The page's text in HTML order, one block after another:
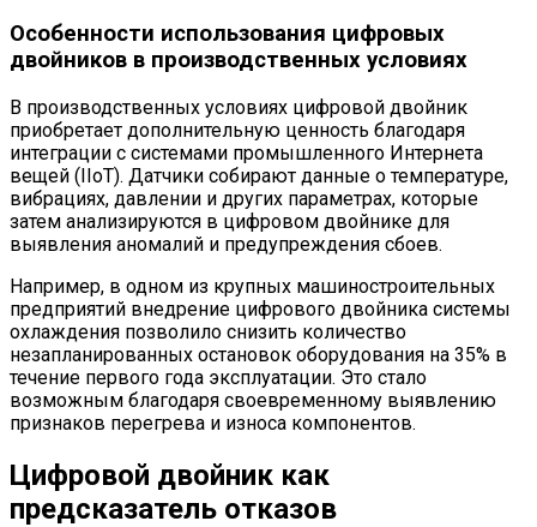
Особенности использования цифровых
двойников в производственных условиях
В производственных условиях цифровой двойник
приобретает дополнительную ценность благодаря
интеграции с системами промышленного Интернета
вещей (IIoT). Датчики собирают данные о температуре,
вибрациях, давлении и других параметрах, которые
затем анализируются в цифровом двойнике для
выявления аномалий и предупреждения сбоев.
Например, в одном из крупных машиностроительных
предприятий внедрение цифрового двойника системы
охлаждения позволило снизить количество
незапланированных остановок оборудования на 35% в
течение первого года эксплуатации. Это стало
возможным благодаря своевременному выявлению
признаков перегрева и износа компонентов.
Цифровой двойник как
предсказатель отказов